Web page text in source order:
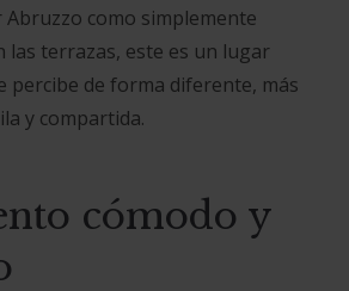
como simplemente
las terrazas, este es un lugar
percibe de forma diferente, más
y compartida.
cómodo y